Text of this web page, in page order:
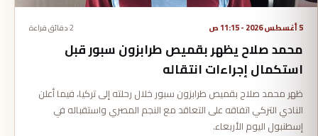
5 أغسطس 2026 - 11:15 ص 2 دقائق قراءة
محمد صلاح يظهر بقميص طرابزون سبور قبل
استكمال إجراءات انتقاله
ظهر محمد صلاح بقميص طرابزون سبور خلال رحلته إلى تركيا، فيما أعلن
النادي التركي اتفاقه على التعاقد مع النجم المصري واستقباله في
إسطنبول اليوم الأربعاء.